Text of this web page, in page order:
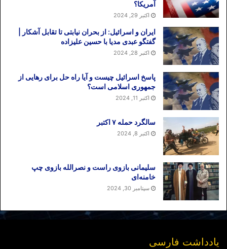
آمریکا؟
اکتبر 29, 2024
ایران و اسرائیل: از بحران نیابتی تا تقابل آشکار |
گفتگو عبدی مدیا با حسین علیزاده
اکتبر 28, 2024
پاسخ اسرائیل چیست و آیا راه حل برای رهایی از
جمهوری اسلامی است؟
اکتبر 11, 2024
سالگرد حمله ۷ اکتبر
اکتبر 8, 2024
سلیمانی بازوی راست و نصرالله بازوی چپ
خامنه‌ای
سپتامبر 30, 2024
یادداشت فارسی